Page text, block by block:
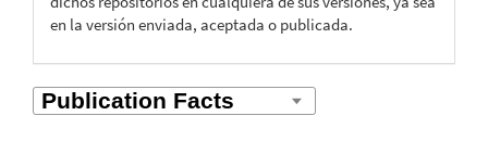
en la versión enviada, aceptada o publicada.